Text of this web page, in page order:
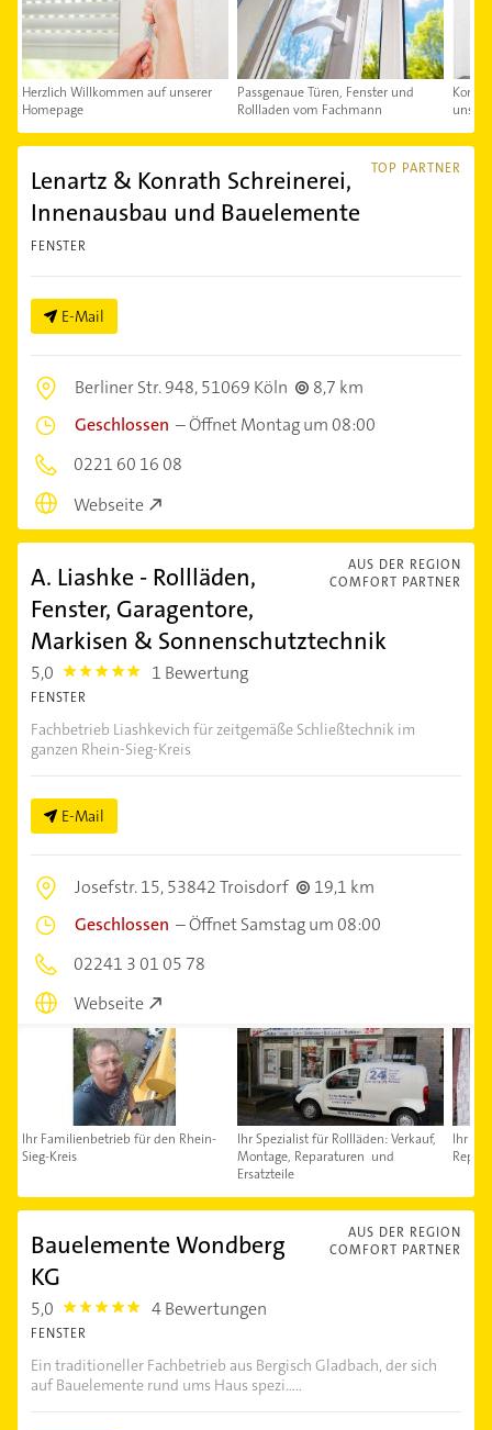
Herzlich Willkommen auf unserer
Homepage
Passgenaue Türen, Fenster und
Rollladen vom Fachmann
uns
TOP PARTNER
Lenartz & Konrath Schreinerei,
Innenausbau und Bauelemente
FENSTER
E-Mail
Berliner Str. 948,51069 Köln
8,7 km
Geschlossen –Öffnet Montag um 08:00
0221 60 16 08
Webseite
AUS DER REGION
COMFORT PARTNER
A. Liashke - Rollläden,
Fenster, Garagentore,
Markisen & Sonnenschutztechnik
5,0 5.0 1 Bewertung
FENSTER
Fachbetrieb Liashkevich für zeitgemäße Schließtechnik im
ganzen Rhein-Sieg-Kreis
E-Mail
Josefstr. 15,53842 Troisdorf
19,1 km
Geschlossen –Öffnet Samstag um 08:00
02241 3 01 05 78
Webseite
Ihr Familienbetrieb für den Rhein-
Sieg-Kreis
Ihr Spezialist für Rollläden: Verkauf,
Montage, Reparaturen und
Ersatzteile
Ihr
AUS DER REGION
COMFORT PARTNER
Bauelemente Wondberg
KG
5,0 5.0 4 Bewertungen
FENSTER
Ein traditioneller Fachbetrieb aus Bergisch Gladbach, der sich
auf Bauelemente rund ums Haus spezi.....